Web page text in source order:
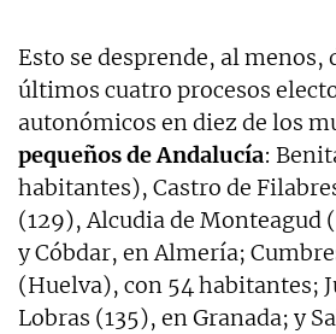
Esto se desprende, al menos,
últimos cuatro procesos
autonómicos en diez de los
pequeños de Andalucía:
habitantes), Castro de
(129), Alcudia de Monteagud
y Cóbdar, en Almería;
(Huelva), con 54 habitantes;
Lobras (135), en Granada; y